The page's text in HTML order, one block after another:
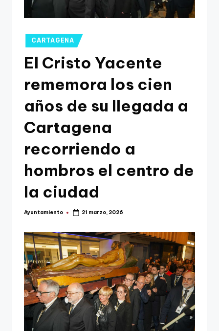
Publicado
en
CARTAGENA
El Cristo Yacente
rememora los cien
años de su llegada a
Cartagena
recorriendo a
hombros el centro de
la ciudad
Publicado
Ayuntamiento 21 marzo, 2026